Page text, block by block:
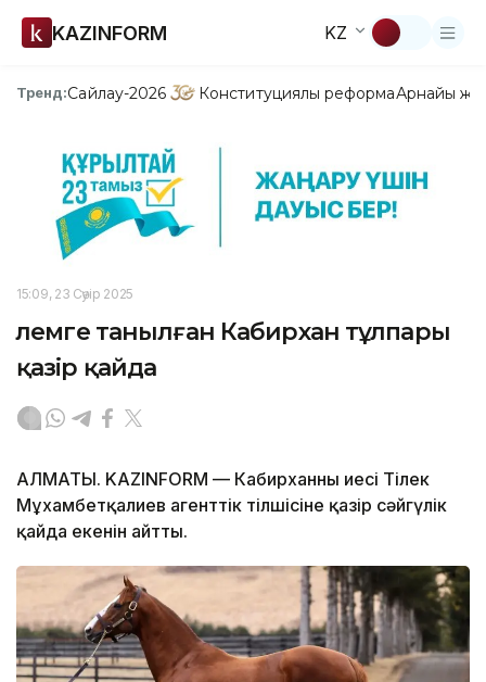
KAZINFORM KZ
Тренд:Сайлау-2026 Конституциялық реформаАрнайы
15:09, 23 Сәуір 2025
Әлемге танылған Кабирхан тұлпары
қазір қайда
АЛМАТЫ. KAZINFORM — Кабирханның иесі Тілек
Мұхамбетқалиев агенттік тілшісіне қазір сәйгүлік
қайда екенін айтты.